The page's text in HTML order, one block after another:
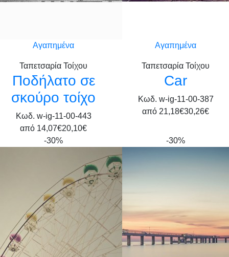
Αγαπημένα
Ταπετσαρία Τοίχου
Ποδήλατο σε
σκούρο τοίχο
Κωδ. w-ig-11-00-443
από 14,07€20,10€
Αγαπημένα
Ταπετσαρία Τοίχου
Car
Κωδ. w-ig-11-00-387
από 21,18€30,26€
-30% -30%